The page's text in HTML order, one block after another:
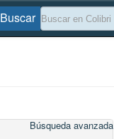
Buscar
Búsqueda avanzada